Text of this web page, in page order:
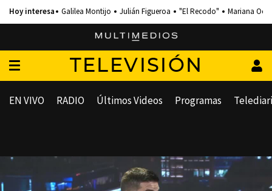
Galilea Montijo Julián Figueroa "El Recodo" Mariana
TELEVISIÓN
EN VIVO RADIO Últimos Videos Programas